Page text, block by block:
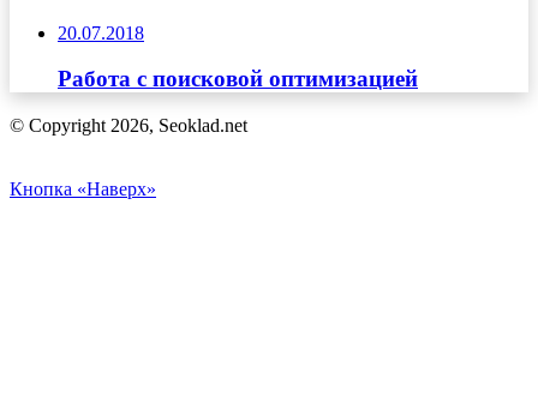
20.07.2018
Работа с поисковой оптимизацией
© Copyright 2026, Seoklad.net
Кнопка «Наверх»